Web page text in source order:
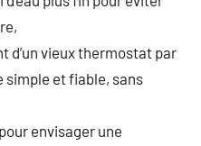
d’un vieux thermostat par
simple et fiable, sans
envisager une